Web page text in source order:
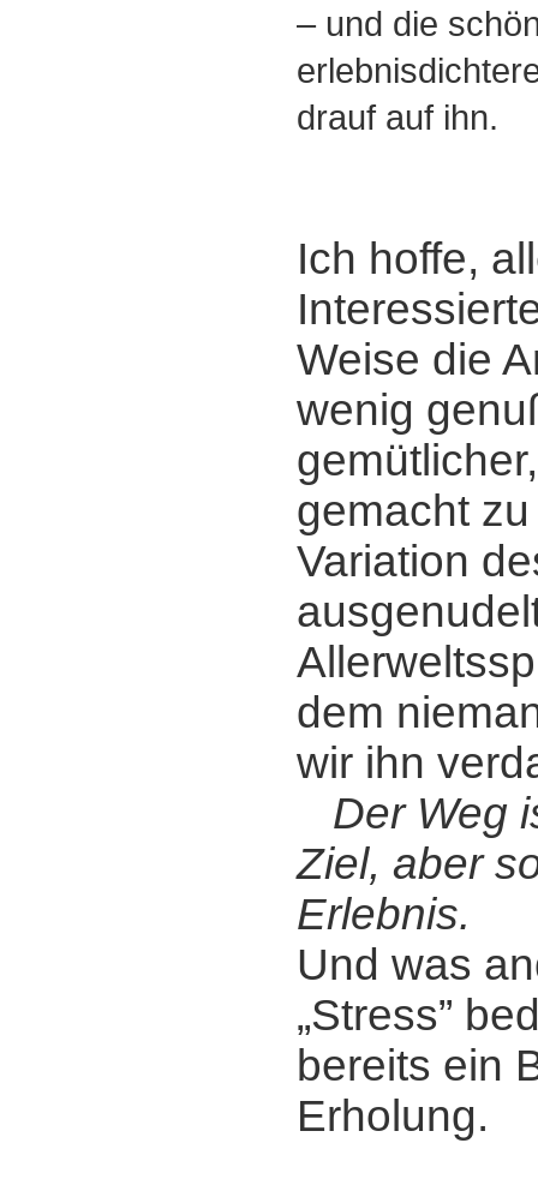
‒ und die
drauf auf ihn.
Ich hoffe,
Weise die
wenig
gemacht
Variation
dem
wir ihn
Der Weg
Ziel, aber
Erlebnis.
Und was
„Stress”
bereits ein
Erholung.